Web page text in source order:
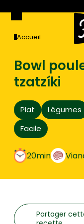
Accueil
Bowl
tzatzíki
Plat Légumes
Facile
20min
Partager